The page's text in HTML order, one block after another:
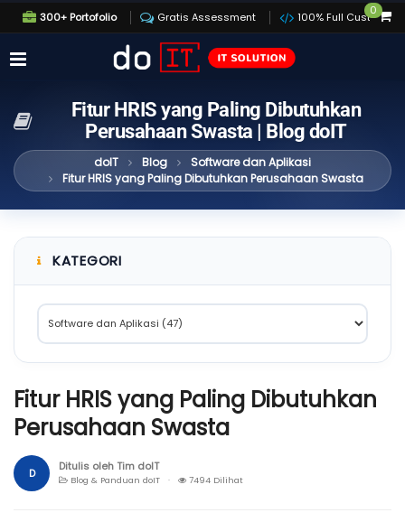
300+ Portofolio Gratis Assessment 100% Full Custom
0
Fitur HRIS yang Paling Dibutuhkan
Perusahaan Swasta | Blog doIT
doIT Blog
Software dan Aplikasi
Fitur HRIS yang Paling Dibutuhkan Perusahaan Swasta
KATEGORI
Fitur HRIS yang Paling Dibutuhkan
Perusahaan Swasta
D Ditulis oleh Tim doIT
Blog & Panduan doIT · 7494 Dilihat